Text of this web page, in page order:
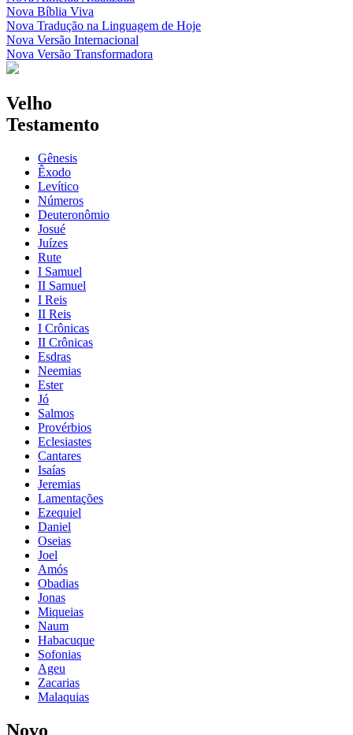
Nova Bíblia Viva
Nova Tradução na Linguagem de Hoje
Nova Versão Internacional
Nova Versão Transformadora
Velho
Testamento
Gênesis
Êxodo
Levítico
Números
Deuteronômio
Josué
Juízes
Rute
I Samuel
II Samuel
I Reis
II Reis
I Crônicas
II Crônicas
Esdras
Neemias
Ester
Jó
Salmos
Provérbios
Eclesiastes
Cantares
Isaías
Jeremias
Lamentações
Ezequiel
Daniel
Oseias
Joel
Amós
Obadias
Jonas
Miqueias
Naum
Habacuque
Sofonias
Ageu
Zacarias
Malaquias
Novo